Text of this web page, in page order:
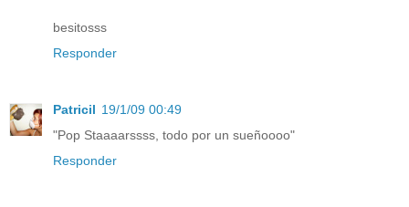
besitosss
Responder
Patricil 19/1/09 00:49
"Pop Staaaarssss, todo por un sueñoooo"
Responder